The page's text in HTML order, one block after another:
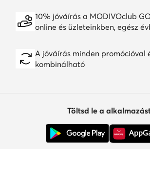
10% jóváírás a MODIVOclub
online és üzleteinkben, egész
A jóváírás minden promócióval
kombinálható
Töltsd le a